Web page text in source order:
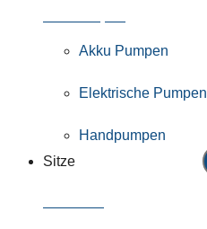
Akku Pumpen
Elektrische Pumpen
Handpumpen
Sitze